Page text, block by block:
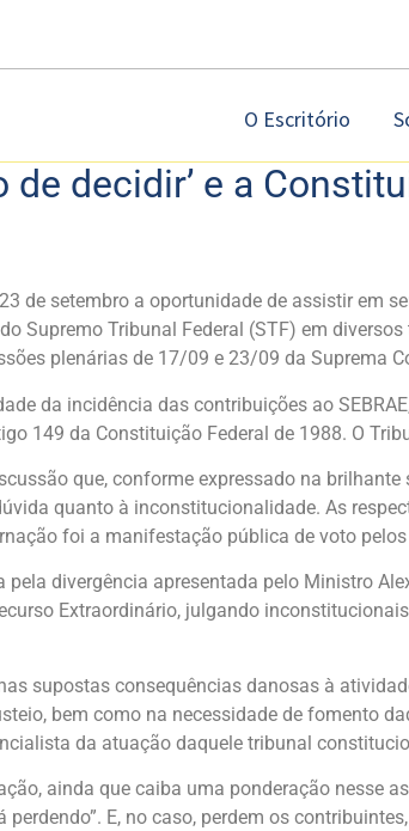
O Escritório
de decidir’ e a
de setembro a oportunidade de assistir em
Supremo Tribunal Federal (STF) em
plenárias de 17/09 e 23/09 da Suprema
da incidência das contribuições ao
149 da Constituição Federal de 1988. O
que, conforme expressado na
quanto à inconstitucionalidade. As
foi a manifestação pública de voto
divergência apresentada pelo Ministro
Extraordinário, julgando
supostas consequências danosas à
bem como na necessidade de fomento
da atuação daquele tribunal
ainda que caiba uma ponderação nesse
perdendo”. E, no caso, perdem os